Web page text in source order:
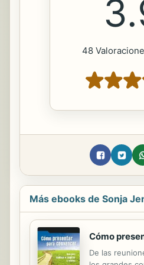
48
Más ebooks de Sonja
Cómo
De las